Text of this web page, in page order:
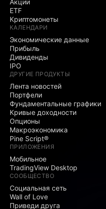
Акции
ETF
Криптомонеты
КАЛЕНДАРИ
Экономические данные
Прибыль
Дивиденды
IPO
ДРУГИЕ ПРОДУКТЫ
Лента новостей
Портфели
Фундаментальные графики
Кривые доходности
Опционы
Макроэкономика
Pine Script®
ПРИЛОЖЕНИЯ
Мобильное
TradingView Desktop
СООБЩЕСТВО
Социальная сеть
Wall of Love
Приведи друга